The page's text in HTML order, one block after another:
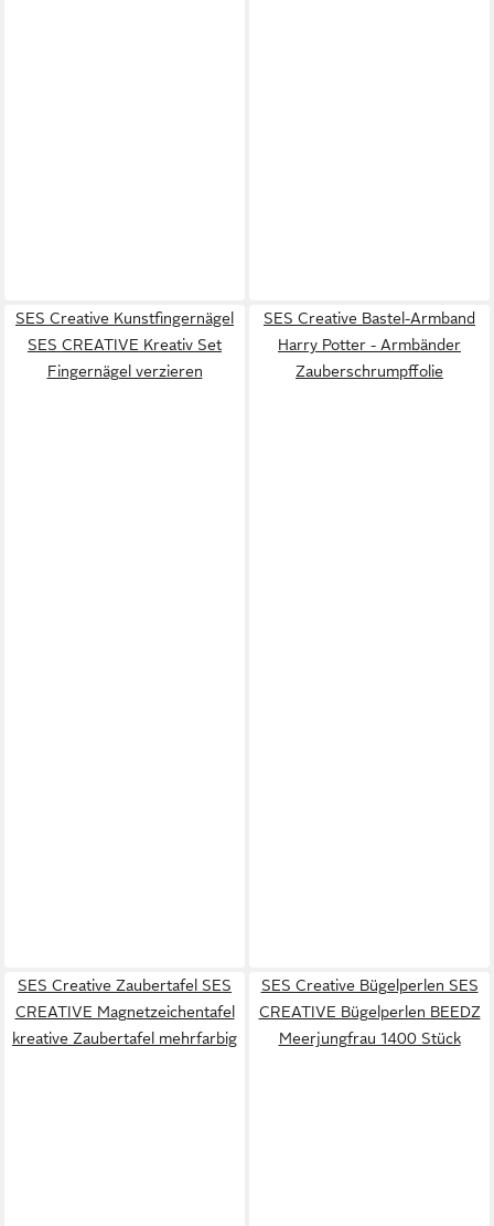
SES Creative Kunstfingernägel
SES CREATIVE Kreativ Set
Fingernägel verzieren
SES Creative Bastel-Armband
Harry Potter - Armbänder
Zauberschrumpffolie
SES Creative Zaubertafel SES
CREATIVE Magnetzeichentafel
kreative Zaubertafel mehrfarbig
SES Creative Bügelperlen SES
CREATIVE Bügelperlen BEEDZ
Meerjungfrau 1400 Stück